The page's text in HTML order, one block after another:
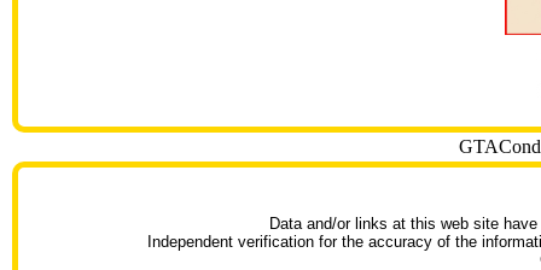
Data and/or links at this web site
Independent verification for the accuracy of the